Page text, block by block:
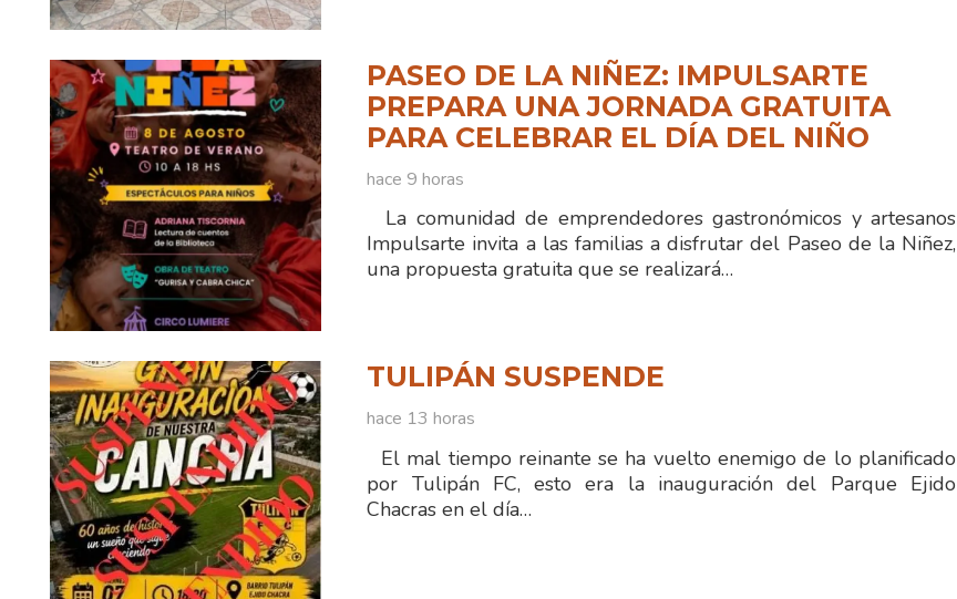
PASEO DE LA NIÑEZ: IMPULSARTE
PREPARA UNA JORNADA GRATUITA
PARA CELEBRAR EL DÍA DEL NIÑO
hace 9 horas
La comunidad de emprendedores gastronómicos y artesanos
Impulsarte invita a las familias a disfrutar del Paseo de la Niñez,
una propuesta gratuita que se realizará…
TULIPÁN SUSPENDE
hace 13 horas
El mal tiempo reinante se ha vuelto enemigo de lo planificado
por Tulipán FC, esto era la inauguración del Parque Ejido
Chacras en el día…